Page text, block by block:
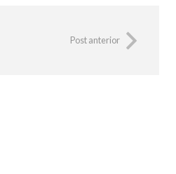
Post anterior